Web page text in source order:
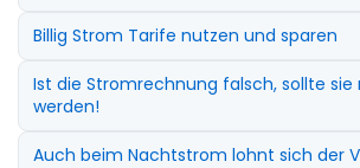
Billig Strom Tarife nutzen und sparen
Ist die Stromrechnung falsch, sollte sie
werden!
Auch beim Nachtstrom lohnt sich der